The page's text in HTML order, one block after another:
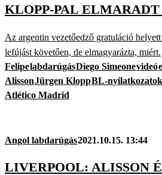
KLOPP-PAL
Az argentin vezetőedző gratuláció
lefújást követően, de elmagyarázta, miért.
FelipelabdarúgásDiego Simeonevideó
AlissonJürgen KloppBL-nyilatkozatok
Atlético Madrid
Angol labdarúgás2021.10.15. 13:44
LIVERPOOL: ALISSON